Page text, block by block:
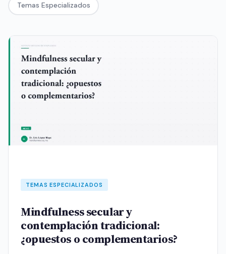
Temas Especializados
TEMAS ESPECIALIZADOS
Mindfulness secular y
contemplación tradicional:
¿opuestos o complementarios?